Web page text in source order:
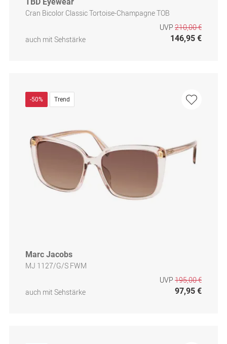
Cran Bicolor Classic Tortoise-Champagne TOB
auch mit Sehstärke
UVP 210,00 €
146,95 €
-50% Trend
Marc Jacobs
MJ 1127/G/S FWM
auch mit Sehstärke
UVP 195,00 €
97,95 €